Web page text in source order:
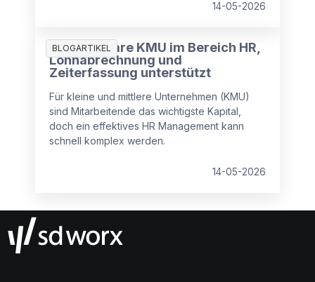
14-05-2026
BLOGARTIKEL
Wie Software KMU im Bereich HR,
Lohnabrechnung und
Zeiterfassung unterstützt
Für kleine und mittlere Unternehmen (KMU)
sind Mitarbeitende das wichtigste Kapital,
doch ein effektives HR Management kann
schnell komplex werden.
14-05-2026